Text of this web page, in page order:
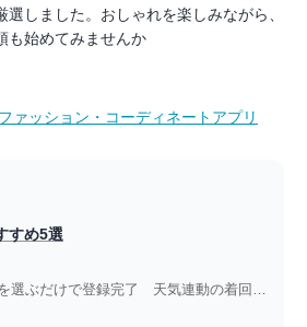
選しました。おしゃれを楽しみながら、
も始めてみませんか
ァッション・コーディネートアプリ
すめ5選